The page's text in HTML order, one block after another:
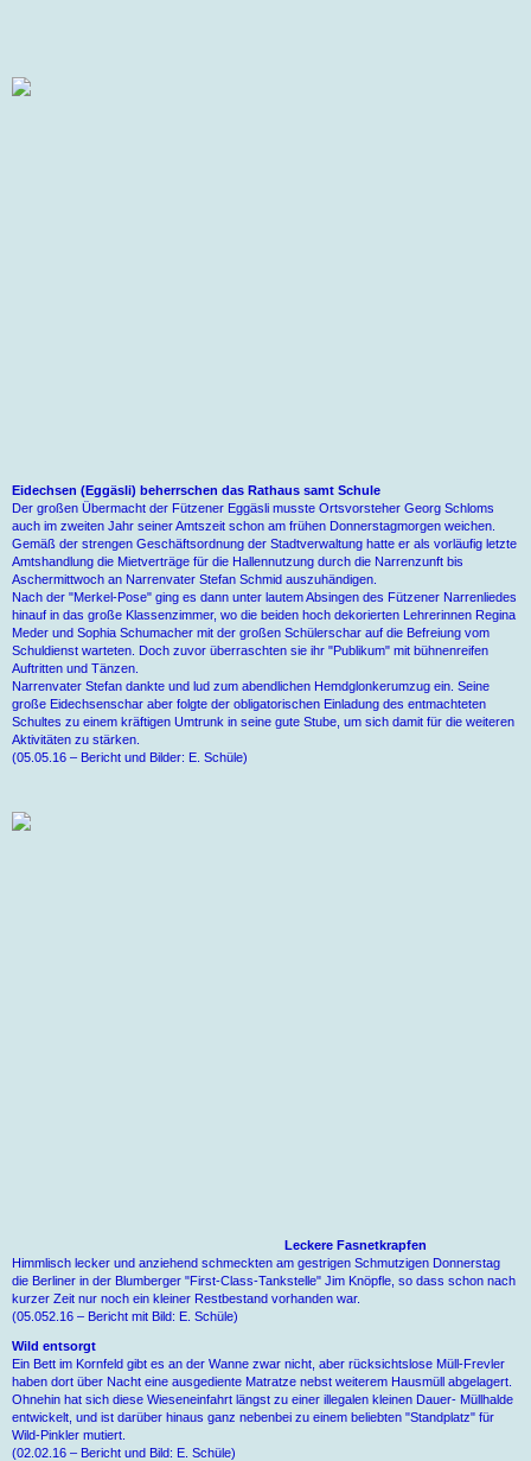
Eidechsen (Eggäsli) beherrschen das Rathaus samt Schule
Der großen Übermacht der Fützener Eggäsli musste Ortsvorsteher Georg Schloms
auch im zweiten Jahr seiner Amtszeit schon am frühen Donnerstagmorgen weichen.
Gemäß der strengen Geschäftsordnung der Stadtverwaltung hatte er als vorläufig letzte
Amtshandlung die Mietverträge für die Hallennutzung durch die Narrenzunft bis
Aschermittwoch an Narrenvater Stefan Schmid auszuhändigen.
Nach der "Merkel-Pose" ging es dann unter lautem Absingen des Fützener Narrenliedes
hinauf in das große Klassenzimmer, wo die beiden hoch dekorierten Lehrerinnen Regina
Meder und Sophia Schumacher mit der großen Schülerschar auf die Befreiung vom
Schuldienst warteten. Doch zuvor überraschten sie ihr "Publikum" mit bühnenreifen
Auftritten und Tänzen.
Narrenvater Stefan dankte und lud zum abendlichen Hemdglonkerumzug ein. Seine
große Eidechsenschar aber folgte der obligatorischen Einladung des entmachteten
Schultes zu einem kräftigen Umtrunk in seine gute Stube, um sich damit für die weiteren
Aktivitäten zu stärken.
(05.05.16 – Bericht und Bilder: E. Schüle)
Leckere Fasnetkrapfen
Himmlisch lecker und anziehend schmeckten am gestrigen Schmutzigen Donnerstag
die Berliner in der Blumberger "First-Class-Tankstelle" Jim Knöpfle, so dass schon nach
kurzer Zeit nur noch ein kleiner Restbestand vorhanden war.
(05.052.16 – Bericht mit Bild: E. Schüle)
Wild entsorgt
Ein Bett im Kornfeld gibt es an der Wanne zwar nicht, aber rücksichtslose Müll-Frevler
haben dort über Nacht eine ausgediente Matratze nebst weiterem Hausmüll abgelagert.
Ohnehin hat sich diese Wieseneinfahrt längst zu einer illegalen kleinen Dauer- Müllhalde
entwickelt, und ist darüber hinaus ganz nebenbei zu einem beliebten "Standplatz" für
Wild-Pinkler mutiert.
(02.02.16 – Bericht und Bild: E. Schüle)